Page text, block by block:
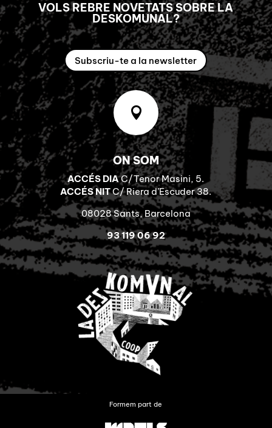
VOLS REBRE NOVETATS SOBRE LA
DESKOMUNAL?
Subscriu-te a la newsletter

ON SOM
ACCÉS DIAC/Tenor Masini, 5.
ACCÉS NITC/ Riera d’Escuder 38.
08028 Sants, Barcelona
93 119 06 92
Formem part de